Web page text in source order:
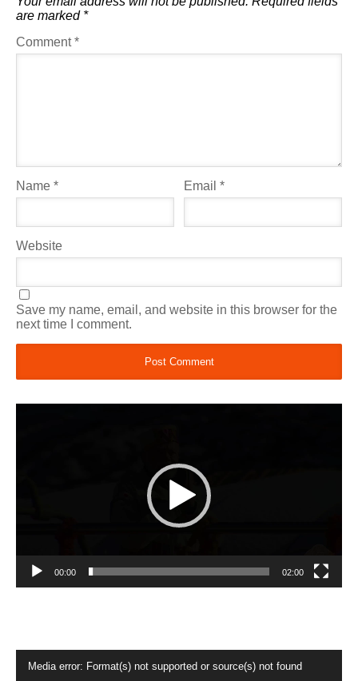
are marked *
Comment*
Name * Email*
Website
Save my name, email, and website in this browser for the
next time I comment.
00:00 02:00
Player
Media error: Format(s) not supported or source(s) not found